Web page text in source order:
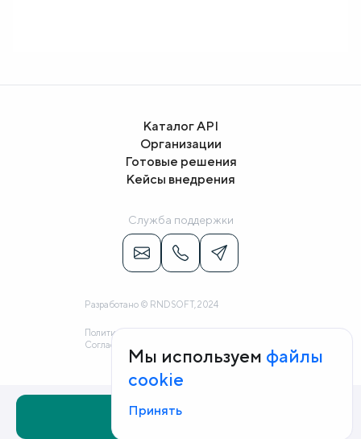
Заказать
Каталог API
Организации
Готовые решения
Кейсы внедрения
Служба поддержки
Разработано © RNDSOFT, 2024
Политика конфиденциальности
Согласие на обработку персональных данных
Мы используем файлы
cookie
Принять